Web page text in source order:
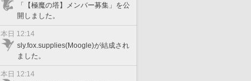
「【極魔の塔】メンバー募集」を公
開しました。
本日 12:14
sly.fox.supplies(Moogle)が結成され
ました。
本日 12:14